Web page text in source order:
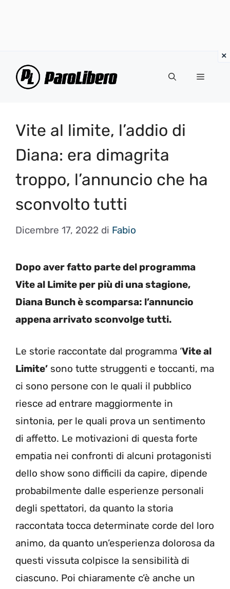
Menu
Vite al limite, l’addio di
Diana: era dimagrita
troppo, l’annuncio che ha
sconvolto tutti
Dicembre 17, 2022 di Fabio
Dopo aver fatto parte del programma
Vite al Limite per più di una stagione,
Diana Bunch è scomparsa: l’annuncio
appena arrivato sconvolge tutti.
Le storie raccontate dal programma ‘Vite al
Limite’ sono tutte struggenti e toccanti, ma
ci sono persone con le quali il pubblico
riesce ad entrare maggiormente in
sintonia, per le quali prova un sentimento
di affetto. Le motivazioni di questa forte
empatia nei confronti di alcuni protagonisti
dello show sono difficili da capire, dipende
probabilmente dalle esperienze personali
degli spettatori, da quanto la storia
raccontata tocca determinate corde del loro
animo, da quanto un’esperienza dolorosa da
questi vissuta colpisce la sensibilità di
ciascuno. Poi chiaramente c’è anche un